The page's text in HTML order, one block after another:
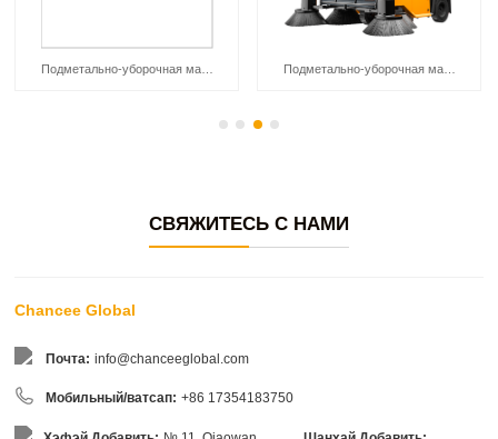
Подметально-уборочная машина Chancee U190CAR Подметально-уборочная машина Chancee U190
СВЯЖИТЕСЬ С НАМИ
Chancee Global
Почта: info@chanceeglobal.com
Мобильный/ватсап: +86 17354183750